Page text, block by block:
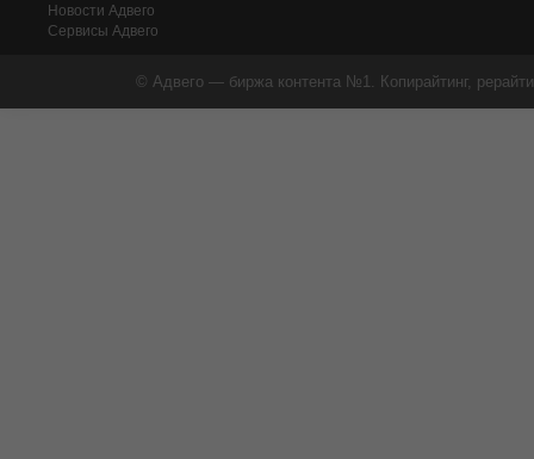
Новости Адвего
Сервисы Адвего
© Адвего — биржа контента №1. Копирайтинг,